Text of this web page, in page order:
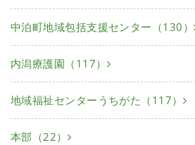
中泊町地域包括支援センター（130）
内潟療護園（117）
地域福祉センターうちがた（117）
本部（22）